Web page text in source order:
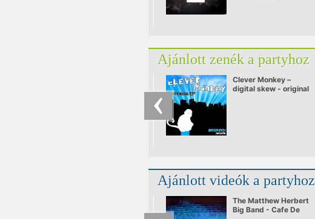
Ajánlott zenék a partyhoz
Clever Monkey –
digital skew - original
Ajánlott videók a partyhoz
The Matthew Herbert
Big Band - Cafe De